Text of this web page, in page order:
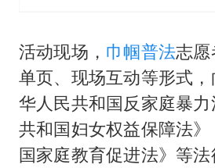
活动现场， 巾帼普法志
单页、现场互动等形式
华人民共和国反家庭暴
共和国妇女权益保障法
国家庭教育促进法》等